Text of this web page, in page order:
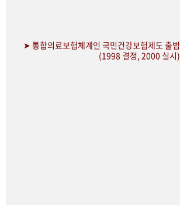
➤ 통합의료보험체계인 국민건강보험제도 출범
(1998 결정, 2000 실시)